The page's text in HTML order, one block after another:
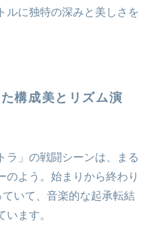
ルに独特の深みと美しさを
構成美とリズム演
ラ」の戦闘シーンは、まる
のよう。始まりから終わり
ていて、音楽的な起承転結
ます。